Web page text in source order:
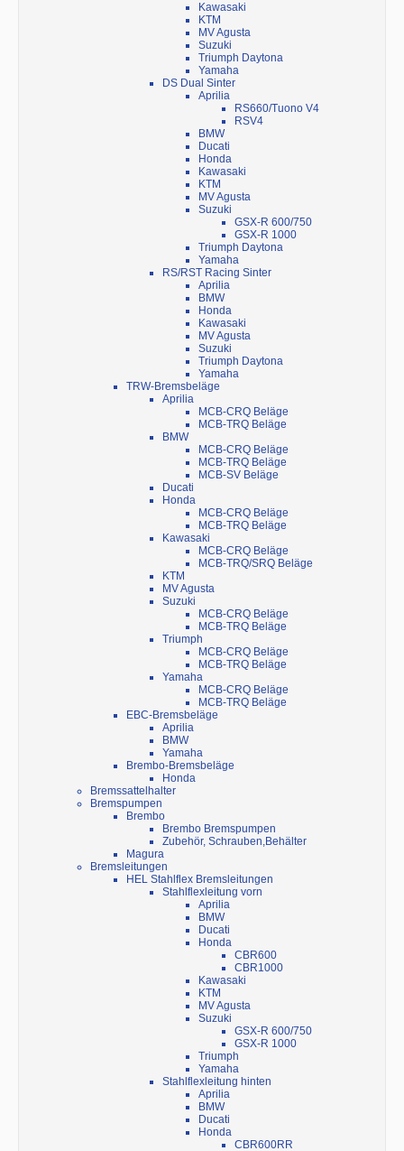
Kawasaki
KTM
MV Agusta
Suzuki
Triumph Daytona
Yamaha
DS Dual Sinter
Aprilia
RS660/Tuono V4
RSV4
BMW
Ducati
Honda
Kawasaki
KTM
MV Agusta
Suzuki
GSX-R 600/750
GSX-R 1000
Triumph Daytona
Yamaha
RS/RST Racing Sinter
Aprilia
BMW
Honda
Kawasaki
MV Agusta
Suzuki
Triumph Daytona
Yamaha
TRW-Bremsbeläge
Aprilia
MCB-CRQ Beläge
MCB-TRQ Beläge
BMW
MCB-CRQ Beläge
MCB-TRQ Beläge
MCB-SV Beläge
Ducati
Honda
MCB-CRQ Beläge
MCB-TRQ Beläge
Kawasaki
MCB-CRQ Beläge
MCB-TRQ/SRQ Beläge
KTM
MV Agusta
Suzuki
MCB-CRQ Beläge
MCB-TRQ Beläge
Triumph
MCB-CRQ Beläge
MCB-TRQ Beläge
Yamaha
MCB-CRQ Beläge
MCB-TRQ Beläge
EBC-Bremsbeläge
Aprilia
BMW
Yamaha
Brembo-Bremsbeläge
Honda
Bremssattelhalter
Bremspumpen
Brembo
Brembo Bremspumpen
Zubehör, Schrauben,Behälter
Magura
Bremsleitungen
HEL Stahlflex Bremsleitungen
Stahlflexleitung vorn
Aprilia
BMW
Ducati
Honda
CBR600
CBR1000
Kawasaki
KTM
MV Agusta
Suzuki
GSX-R 600/750
GSX-R 1000
Triumph
Yamaha
Stahlflexleitung hinten
Aprilia
BMW
Ducati
Honda
CBR600RR